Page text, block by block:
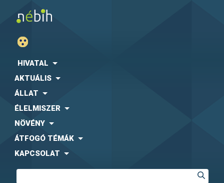
HIVATAL
AKTUÁLIS
ÁLLAT
ÉLELMISZER
NÖVÉNY
ÁTFOGÓ TÉMÁK
KAPCSOLAT